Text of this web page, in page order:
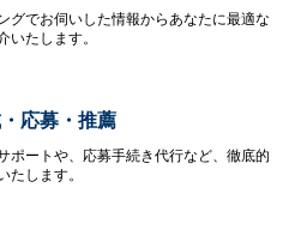
グでお伺いした情報からあなたに最適な
いたします。
応募・推薦
ポートや、応募手続き代行など、徹底的
たします。